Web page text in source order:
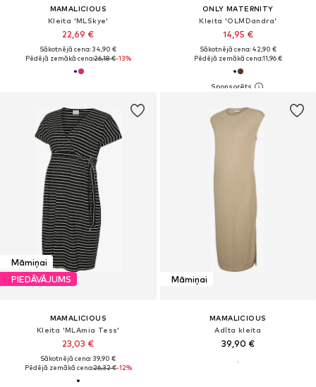
MAMALICIOUS
Kleita 'MLSkye'
22,69 €
Sākotnējā cena: 34,90 €
Pēdējā zemākā cena:26,18 €-13%
ONLY MATERNITY
Kleita 'OLMDandra'
14,95 €
Sākotnējā cena: 42,90 €
Pēdējā zemākā cena:11,96 €
Māmiņai
PIEDĀVĀJUMS
MAMALICIOUS
Kleita 'MLAmia Tess'
23,03 €
Sākotnējā cena: 39,90 €
Pēdējā zemākā cena:26,32 €-12%
Māmiņai
MAMALICIOUS
Adīta kleita
39,90 €